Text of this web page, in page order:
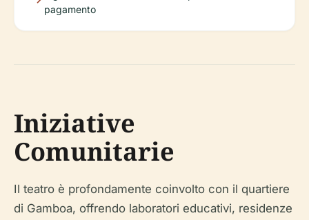
pagamento
Iniziative
Comunitarie
Il teatro è profondamente coinvolto con il quartiere
di Gamboa, offrendo laboratori educativi, residenze